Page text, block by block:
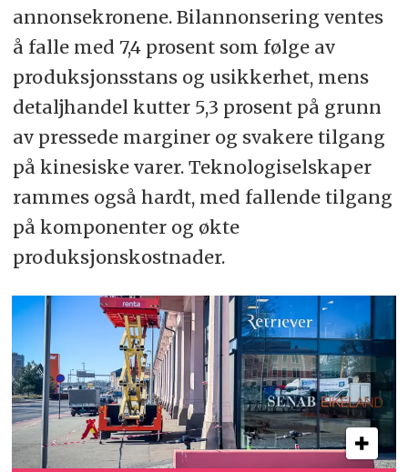
annonsekronene. Bilannonsering ventes
å falle med 7,4 prosent som følge av
produksjonsstans og usikkerhet, mens
detaljhandel kutter 5,3 prosent på grunn
av pressede marginer og svakere tilgang
på kinesiske varer. Teknologiselskaper
rammes også hardt, med fallende tilgang
på komponenter og økte
produksjonskostnader.